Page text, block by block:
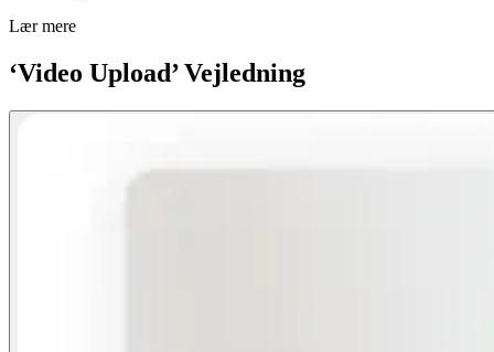
Lær mere
‘Video Upload’ Vejledning